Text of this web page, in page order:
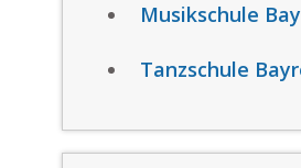
Musikschule
Tanzschule